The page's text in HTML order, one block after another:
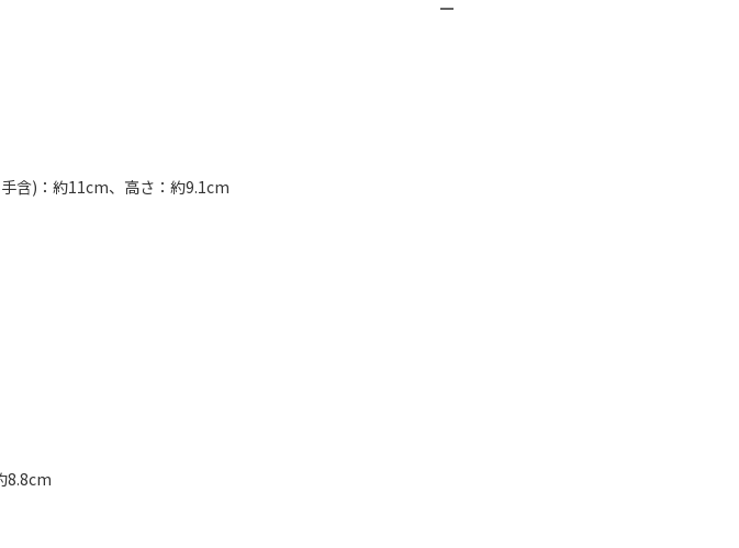
含)：約11cm、高さ：約9.1cm
8.8cm